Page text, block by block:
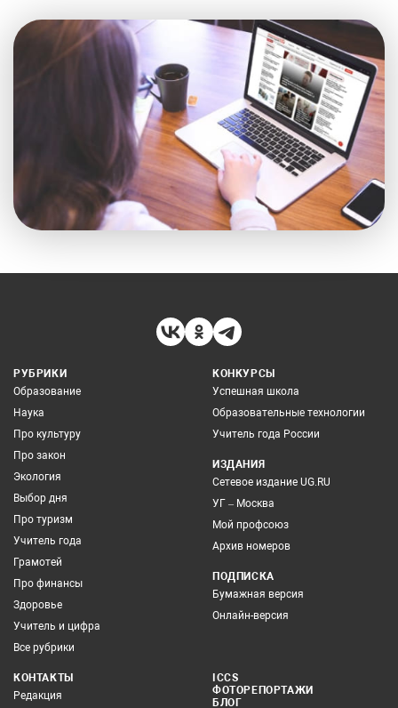
РУБРИКИ
Образование
Наука
Про культуру
Про закон
Экология
Выбор дня
Про туризм
Учитель года
Грамотей
Про финансы
Здоровье
Учитель и цифра
Все рубрики
КОНКУРСЫ
Успешная школа
Образовательные технологии
Учитель года России
ИЗДАНИЯ
Сетевое издание UG.RU
УГ – Москва
Мой профсоюз
Архив номеров
ПОДПИСКА
Бумажная версия
Онлайн-версия
КОНТАКТЫ
Редакция
ICCS
ФОТОРЕПОРТАЖИ
БЛОГ